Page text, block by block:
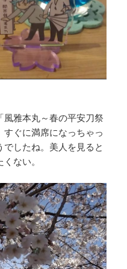
風雅本丸～春の平安刀祭
すぐに満席になっちゃっ
したね。美人を見ると
ない。